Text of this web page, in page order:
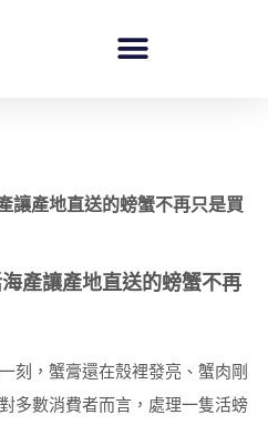
讓產地直送的螃蟹不再只是買
產讓產地直送的螃蟹不再
刻，蟹膏還在殼裡發亮、蟹肉剛
多數消費者而言，處理一隻活螃